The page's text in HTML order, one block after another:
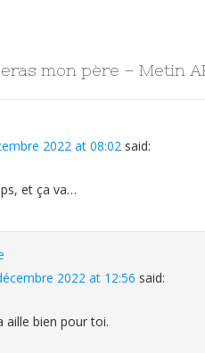
mon père – Metin
2022 at 08:02 said:
et ça va…
2022 at 12:56 said:
aille bien pour toi.